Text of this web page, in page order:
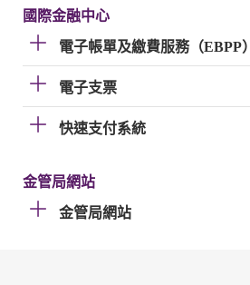
國際金融中心
電子帳單及繳費服務（EBPP）
電子支票
快速支付系統
金管局網站
金管局網站